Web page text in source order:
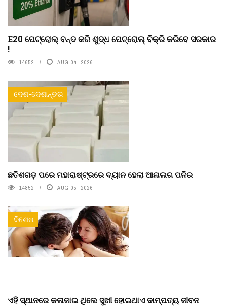
E20 ପେଟ୍ରୋଲ୍ ବନ୍ଦ କରି ଶୁଦ୍ଧ ପେଟ୍ରୋଲ୍ ବିକ୍ରି କରିବେ ସରକାର
!
14652 AUG 04, 2026
ଦେଶ-ଦେଶାନ୍ତର
ଛତିଶଗଡ଼ ପରେ ମହାରାଷ୍ଟ୍ରରେ ବ୍ୟାନ ହେଲା ଆନାଲଗ ପନିର
14852 AUG 05, 2026
ବିଶେଷ
ଏହି ସ୍ଥାନରେ କଳାଜାଇ ଥିଲେ ସୁଖୀ ହୋଇଥାଏ ଦାମ୍ପତ୍ୟ ଜୀବନ